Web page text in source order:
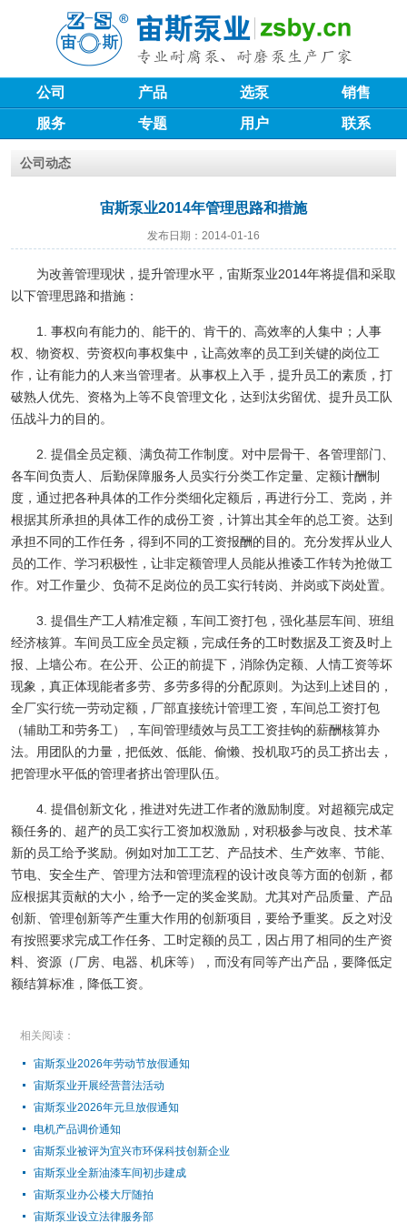
公司 产品 选泵
销售
服务
专题 用户 联系
公司动态
宙斯泵业2014年管理思路和措施
发布日期：2014-01-16
为改善管理现状，提升管理水平，宙斯泵业2014年将提倡和采取
以下管理思路和措施：
1. 事权向有能力的、能干的、肯干的、高效率的人集中；人事
权、物资权、劳资权向事权集中，让高效率的员工到关键的岗位工
作，让有能力的人来当管理者。从事权上入手，提升员工的素质，打
破熟人优先、资格为上等不良管理文化，达到汰劣留优、提升员工队
伍战斗力的目的。
2. 提倡全员定额、满负荷工作制度。对中层骨干、各管理部门、
各车间负责人、后勤保障服务人员实行分类工作定量、定额计酬制
度，通过把各种具体的工作分类细化定额后，再进行分工、竞岗，并
根据其所承担的具体工作的成份工资，计算出其全年的总工资。达到
承担不同的工作任务，得到不同的工资报酬的目的。充分发挥从业人
员的工作、学习积极性，让非定额管理人员能从推诿工作转为抢做工
作。对工作量少、负荷不足岗位的员工实行转岗、并岗或下岗处置。
3. 提倡生产工人精准定额，车间工资打包，强化基层车间、班组
经济核算。车间员工应全员定额，完成任务的工时数据及工资及时上
报、上墙公布。在公开、公正的前提下，消除伪定额、人情工资等坏
现象，真正体现能者多劳、多劳多得的分配原则。为达到上述目的，
全厂实行统一劳动定额，厂部直接统计管理工资，车间总工资打包
（辅助工和劳务工），车间管理绩效与员工工资挂钩的薪酬核算办
法。用团队的力量，把低效、低能、偷懒、投机取巧的员工挤出去，
把管理水平低的管理者挤出管理队伍。
4. 提倡创新文化，推进对先进工作者的激励制度。对超额完成定
额任务的、超产的员工实行工资加权激励，对积极参与改良、技术革
新的员工给予奖励。例如对加工工艺、产品技术、生产效率、节能、
节电、安全生产、管理方法和管理流程的设计改良等方面的创新，都
应根据其贡献的大小，给予一定的奖金奖励。尤其对产品质量、产品
创新、管理创新等产生重大作用的创新项目，要给予重奖。反之对没
有按照要求完成工作任务、工时定额的员工，因占用了相同的生产资
料、资源（厂房、电器、机床等），而没有同等产出产品，要降低定
额结算标准，降低工资。
相关阅读：
宙斯泵业2026年劳动节放假通知
宙斯泵业开展经营普法活动
宙斯泵业2026年元旦放假通知
电机产品调价通知
宙斯泵业被评为宜兴市环保科技创新企业
宙斯泵业全新油漆车间初步建成
宙斯泵业办公楼大厅随拍
宙斯泵业设立法律服务部